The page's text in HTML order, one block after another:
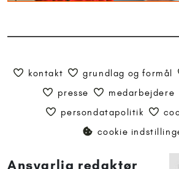
kontakt grundlag og formål
presse
medarbejdere
persondatapolitik
cookie
Ansvarlig redaktør